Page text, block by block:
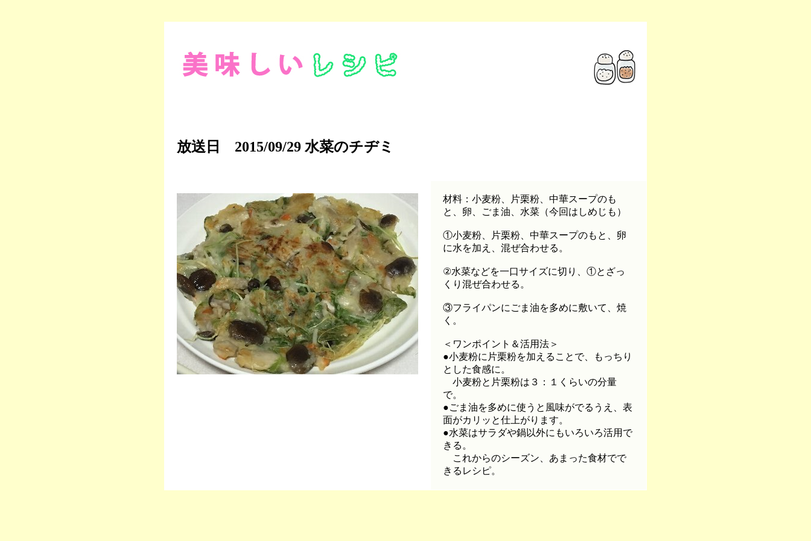
放送日 2015/09/29 水菜のチヂミ
材料：小麦粉、片栗粉、中華スープのも
と、卵、ごま油、水菜（今回はしめじも）
①小麦粉、片栗粉、中華スープのもと、卵
に水を加え、混ぜ合わせる。
②水菜などを一口サイズに切り、①とざっ
くり混ぜ合わせる。
③フライパンにごま油を多めに敷いて、焼
く。
＜ワンポイント＆活用法＞
●小麦粉に片栗粉を加えることで、もっちり
とした食感に。
小麦粉と片栗粉は３：１くらいの分量
で。
●ごま油を多めに使うと風味がでるうえ、表
面がカリッと仕上がります。
●水菜はサラダや鍋以外にもいろいろ活用で
きる。
これからのシーズン、あまった食材でで
きるレシピ。